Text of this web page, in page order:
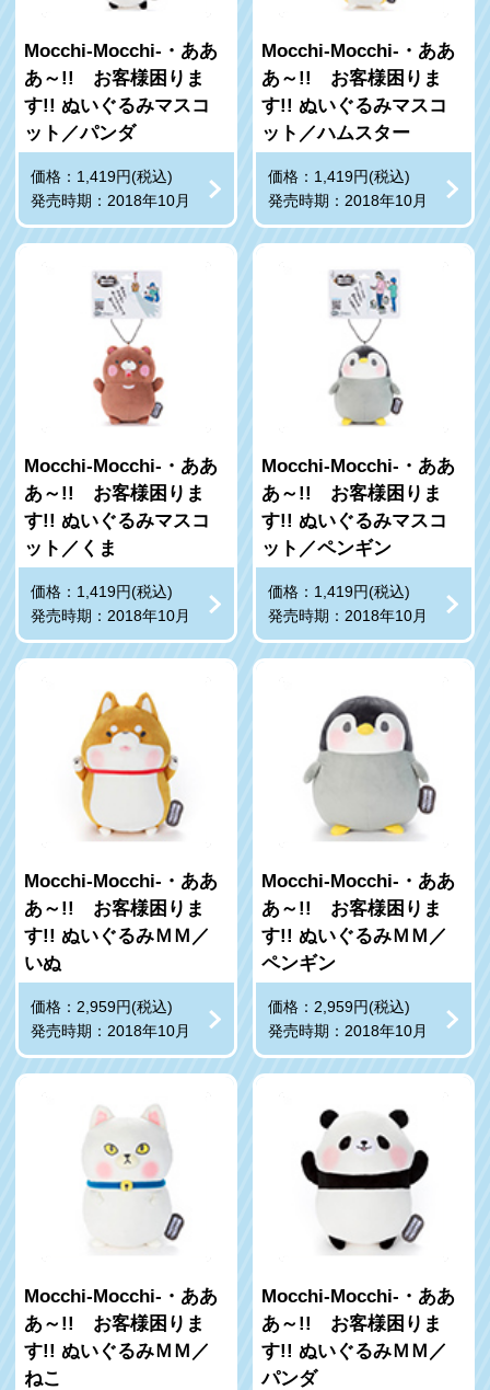
Mocchi‐Mocchi‐・ああ
あ～!! お客様困りま
す!! ぬいぐるみマスコ
ット／パンダ
価格：1,419円(税込)
発売時期：2018年10月
Mocchi‐Mocchi‐・ああ
あ～!! お客様困りま
す!! ぬいぐるみマスコ
ット／ハムスター
価格：1,419円(税込)
発売時期：2018年10月
Mocchi‐Mocchi‐・ああ
あ～!! お客様困りま
す!! ぬいぐるみマスコ
ット／くま
価格：1,419円(税込)
発売時期：2018年10月
Mocchi‐Mocchi‐・ああ
あ～!! お客様困りま
す!! ぬいぐるみマスコ
ット／ペンギン
価格：1,419円(税込)
発売時期：2018年10月
Mocchi‐Mocchi‐・ああ
あ～!! お客様困りま
す!! ぬいぐるみＭＭ／
いぬ
価格：2,959円(税込)
発売時期：2018年10月
Mocchi‐Mocchi‐・ああ
あ～!! お客様困りま
す!! ぬいぐるみＭＭ／
ペンギン
価格：2,959円(税込)
発売時期：2018年10月
Mocchi‐Mocchi‐・ああ
あ～!! お客様困りま
す!! ぬいぐるみＭＭ／
ねこ
Mocchi‐Mocchi‐・ああ
あ～!! お客様困りま
す!! ぬいぐるみＭＭ／
パンダ